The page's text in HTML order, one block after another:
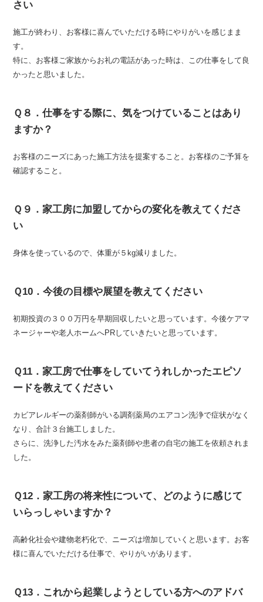
さい
施工が終わり、お客様に喜んでいただける時にやりがいを感じまま
す。
特に、お客様ご家族からお礼の電話があった時は、この仕事をして良
かったと思いました。
Ｑ８．仕事をする際に、気をつけていることはあり
ますか？
お客様のニーズにあった施工方法を提案すること。お客様のご予算を
確認すること。
Ｑ９．家工房に加盟してからの変化を教えてくださ
い
身体を使っているので、体重が５kg減りました。
Ｑ10．今後の目標や展望を教えてください
初期投資の３００万円を早期回収したいと思っています。今後ケアマ
ネージャーや老人ホームへPRしていきたいと思っています。
Ｑ11．家工房で仕事をしていてうれしかったエピソ
ードを教えてください
カビアレルギーの薬剤師がいる調剤薬局のエアコン洗浄で症状がなく
なり、合計３台施工しました。
さらに、洗浄した汚水をみた薬剤師や患者の自宅の施工を依頼されま
した。
Ｑ12．家工房の将来性について、どのように感じて
いらっしゃいますか？
高齢化社会や建物老朽化で、ニーズは増加していくと思います。お客
様に喜んでいただける仕事で、やりがいがあります。
Ｑ13．これから起業しようとしている方へのアドバ